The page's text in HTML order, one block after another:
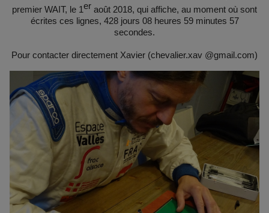
premier WAIT, le 1er août 2018, qui affiche, au moment où sont
écrites ces lignes, 428 jours 08 heures 59 minutes 57
secondes.
Pour contacter directement Xavier (chevalier.xav @gmail.com)